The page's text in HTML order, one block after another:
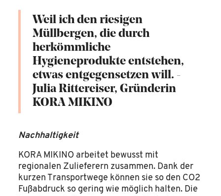
Weil ich den riesigen
Müllbergen, die durch
herkömmliche
Hygieneprodukte entstehen,
etwas entgegensetzen will. -
Julia Rittereiser, Gründerin
KORA MIKINO
Nachhaltigkeit
KORA MIKINO arbeitet bewusst mit
regionalen Zulieferern zusammen. Dank der
kurzen Transportwege können sie so den CO2
Fußabdruck so gering wie möglich halten. Die